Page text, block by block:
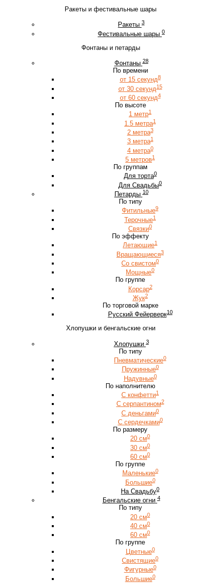
Ракеты и фестивальные шары
Ракеты 3
Фестивальные шары 0
Фонтаны и петарды
Фонтаны 28
По времени
от 15 секунд8
от 30 секунд15
от 60 секунд4
По высоте
1 метр1
1.5 метра1
2 метра3
3 метра1
4 метра0
5 метров1
По группам
Для торта0
Для Свадьбы0
Петарды 10
По типу
Фитильные9
Терочные1
Связки0
По эффекту
Летающие1
Вращающиеся3
Со свистом0
Мощные0
По группе
Корсар2
Жук2
По торговой марке
Русский Фейерверк10
Хлопушки и бенгальские огни
Хлопушки 3
По типу
Пневматические0
Пружинные0
Надувные0
По наполнителю
С конфетти1
С серпантином2
С деньгами0
С сердечками0
По размеру
20 см0
30 см0
60 см0
По группе
Маленькие0
Большие0
На Свадьбу0
Бенгальские огни 4
По типу
20 см0
40 см0
60 см0
По группе
Цветные0
Свистящие0
Фигурные0
Большие0